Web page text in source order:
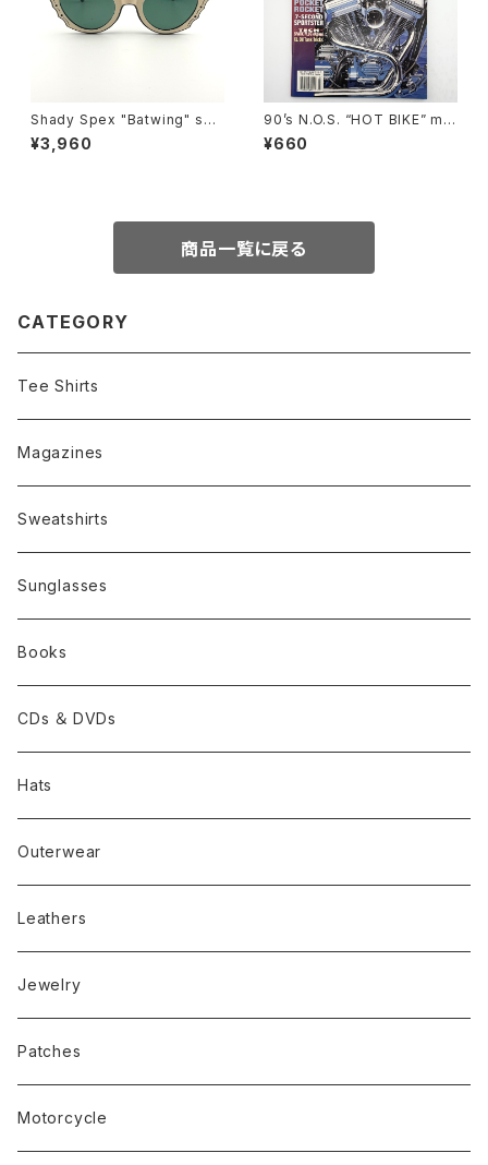
Shady Spex "Batwing" sun
glasses, Black w/Cream p
¥3,960
90’s N.O.S. “HOT BIKE” ma
gazine #27-07(Jul.’95 issu
e)
¥660
商品一覧に戻る
CATEGORY
Tee Shirts
Magazines
Sweatshirts
Sunglasses
Books
CDs ＆ DVDs
Hats
Outerwear
Leathers
Jewelry
Patches
Motorcycle